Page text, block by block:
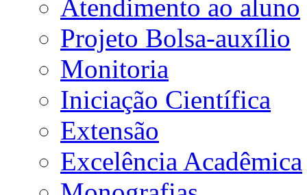
Atendimento ao aluno
Projeto Bolsa-auxílio
Monitoria
Iniciação Científica
Extensão
Excelência Acadêmica